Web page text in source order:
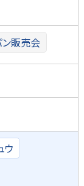
ン販売会
ウ